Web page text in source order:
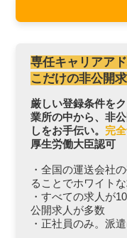
専任キャリアア
こだけの非公開
厳しい登録条件を
業所の中から、非
しをお手伝い。 完
厚生労働大臣認可
・全国の運送会社
ることでホワイト
・すべての求人が
公開求人が多数
・正社員のみ。派